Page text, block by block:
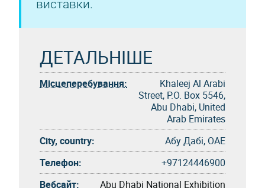
виставки.
ДЕТАЛЬНІШЕ
Місцеперебування:
Khaleej Al Arabi
Street, P.O. Box 5546,
Abu Dhabi, United
Arab Emirates
City, country:
Абу Дабі, ОАЕ
Телефон:
+97124446900
Вебсайт:
Abu Dhabi National Exhibition